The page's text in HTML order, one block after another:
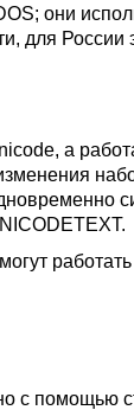
они
для России
а
с помощью